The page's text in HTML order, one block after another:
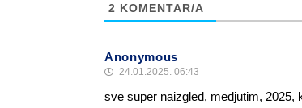
2 KOMENTAR/A
Anonymous
24.01.2025. 06:43
sve super naizgled, medjutim, 2025,